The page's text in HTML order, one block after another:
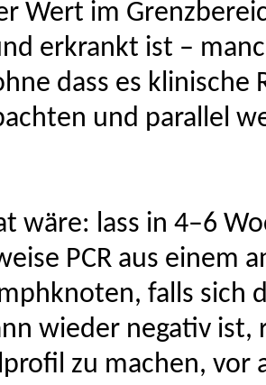
Wert im
erkrankt ist –
dass es klinische
und parallel
wäre: lass in 4–6
PCR aus einem
falls sich
wieder negativ ist,
zu machen, vor